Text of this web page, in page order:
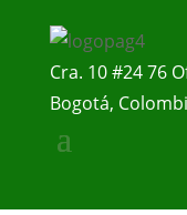
Cra. 10 #24 76
Bogotá,